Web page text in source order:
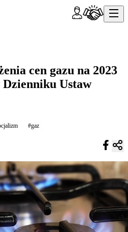
cen gazu na 2023
Ustaw
#gaz